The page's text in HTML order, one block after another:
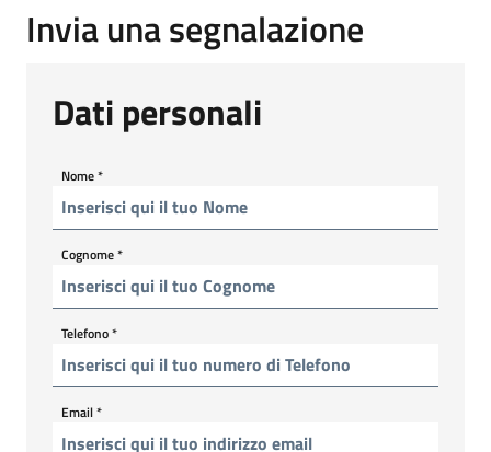
Invia una segnalazione
Dati personali
Nome*
Cognome*
Telefono*
Email*